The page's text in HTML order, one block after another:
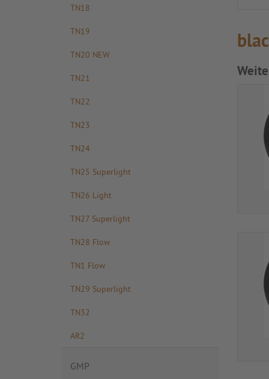
TN18
TN19
TN20 NEW
TN21
TN22
TN23
TN24
TN25 Superlight
TN26 Light
TN27 Superlight
TN28 Flow
TN1 Flow
TN29 Superlight
TN32
AR2
GMP